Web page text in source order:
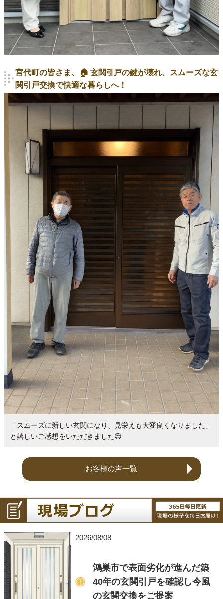
宮代町の皆さま、🏠 玄関引戸の鍵が壊れ、スムーズな玄
関引戸交換で快適な暮らしへ！
「スムーズに新しい玄関になり、見栄えも大変良くなりました」
と嬉しいご感想をいただきました😊
お客様の声一覧
鴻巣市で表面劣化が進んだ築
40年の玄関引戸を確認し今風
の玄関交換をご提案
2026/08/08